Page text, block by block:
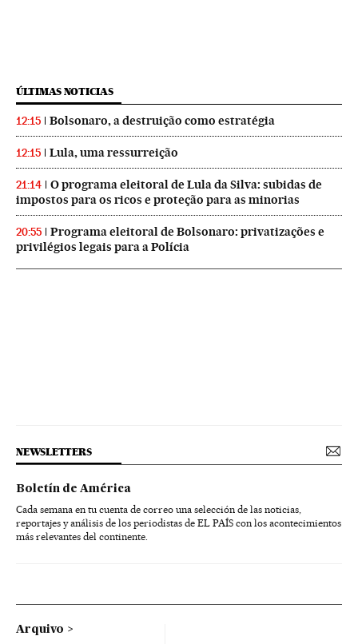
ÚLTIMAS NOTICIAS
12:15 Bolsonaro, a destruição como estratégia
12:15 Lula, uma ressurreição
21:14
O programa eleitoral de Lula da Silva: subidas de
impostos para os ricos e proteção para as minorias
20:55
Programa eleitoral de Bolsonaro: privatizações e
privilégios legais para a Polícia
NEWSLETTERS
Boletín de América
Cada semana en tu cuenta de correo una selección de las noticias,
reportajes y análisis de los periodistas de EL PAÍS con los acontecimientos
más relevantes del continente.
Arquivo